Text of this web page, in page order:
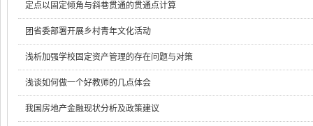
定点以固定倾角与斜巷贯通的贯通点计算
团省委部署开展乡村青年文化活动
浅析加强学校固定资产管理的存在问题与对策
浅谈如何做一个好教师的几点体会
我国房地产金融现状分析及政策建议